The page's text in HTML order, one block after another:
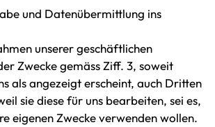
und Datenübermittlung ins
unserer geschäftlichen
Zwecke gemäss Ziff. 3, soweit
als angezeigt erscheint, auch Dritten
sie diese für uns bearbeiten, sei es,
eigenen Zwecke verwenden wollen.